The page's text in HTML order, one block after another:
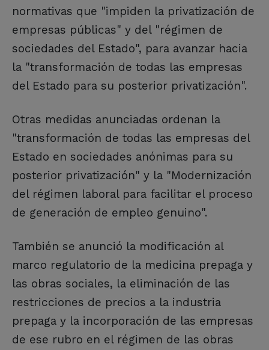
normativas que "impiden la privatización de
empresas públicas" y del "régimen de
sociedades del Estado", para avanzar hacia
la "transformación de todas las empresas
del Estado para su posterior privatización".
Otras medidas anunciadas ordenan la
"transformación de todas las empresas del
Estado en sociedades anónimas para su
posterior privatización" y la "Modernización
del régimen laboral para facilitar el proceso
de generación de empleo genuino".
También se anunció la modificación al
marco regulatorio de la medicina prepaga y
las obras sociales, la eliminación de las
restricciones de precios a la industria
prepaga y la incorporación de las empresas
de ese rubro en el régimen de las obras